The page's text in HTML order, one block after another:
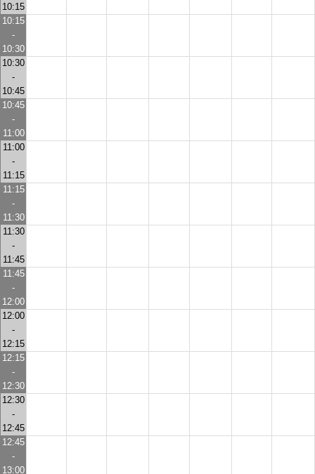
10:15
10:15
-
10:30
10:30
-
10:45
10:45
-
11:00
11:00
-
11:15
11:15
-
11:30
11:30
-
11:45
11:45
-
12:00
12:00
-
12:15
12:15
-
12:30
12:30
-
12:45
12:45
-
13:00